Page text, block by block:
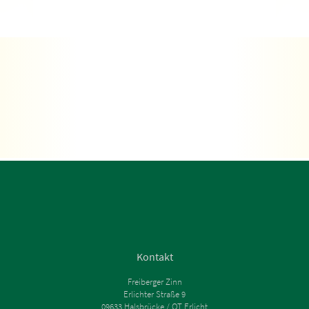
Kontakt
Freiberger Zinn
Erlichter Straße 9
09633 Halsbrücke / OT Erlicht